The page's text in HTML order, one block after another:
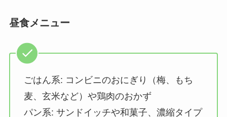
昼食メニュー
ごはん系: コンビニのおにぎり（梅、もち
麦、玄米など）や鶏肉のおかず
パン系: サンドイッチや和菓子、濃縮タイプ